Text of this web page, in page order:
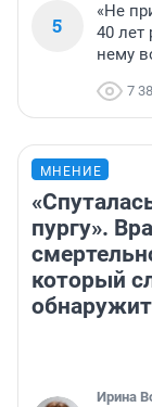
5
«Не
40 лет
нему
7
МНЕНИЕ
пургу».
который
Ирина